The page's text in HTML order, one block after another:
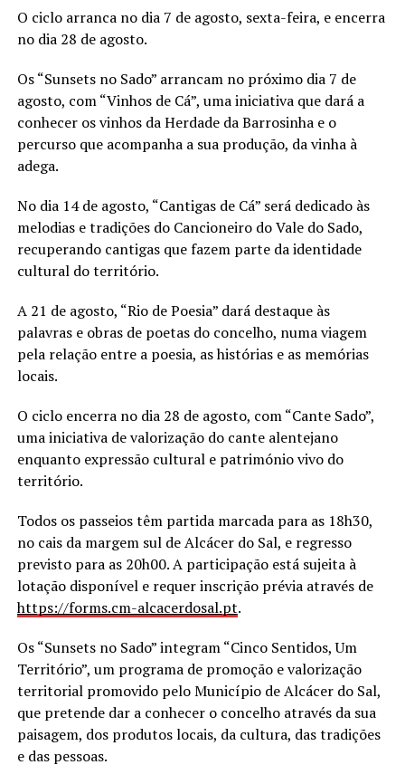
O ciclo arranca no dia 7 de agosto, sexta-feira, e encerra
no dia 28 de agosto.
Os “Sunsets no Sado” arrancam no próximo dia 7 de
agosto, com “Vinhos de Cá”, uma iniciativa que dará a
conhecer os vinhos da Herdade da Barrosinha e o
percurso que acompanha a sua produção, da vinha à
adega.
No dia 14 de agosto, “Cantigas de Cá” será dedicado às
melodias e tradições do Cancioneiro do Vale do Sado,
recuperando cantigas que fazem parte da identidade
cultural do território.
A 21 de agosto, “Rio de Poesia” dará destaque às
palavras e obras de poetas do concelho, numa viagem
pela relação entre a poesia, as histórias e as memórias
locais.
O ciclo encerra no dia 28 de agosto, com “Cante Sado”,
uma iniciativa de valorização do cante alentejano
enquanto expressão cultural e património vivo do
território.
Todos os passeios têm partida marcada para as 18h30,
no cais da margem sul de Alcácer do Sal, e regresso
previsto para as 20h00. A participação está sujeita à
lotação disponível e requer inscrição prévia através de
https://forms.cm-alcacerdosal.pt.
Os “Sunsets no Sado” integram “Cinco Sentidos, Um
Território”, um programa de promoção e valorização
territorial promovido pelo Município de Alcácer do Sal,
que pretende dar a conhecer o concelho através da sua
paisagem, dos produtos locais, da cultura, das tradições
e das pessoas.